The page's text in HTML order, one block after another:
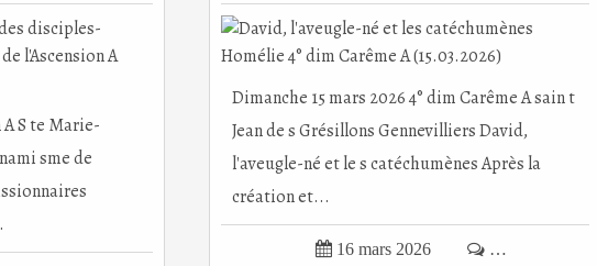
A S te Marie-
sme de
Dimanche 15 mars 2026 4° dim Carême A sain t
Jean de s Grésillons Gennevilliers David,
l'aveugle-né et le s catéchumènes Après la
création et...
 16 mars 2026  …